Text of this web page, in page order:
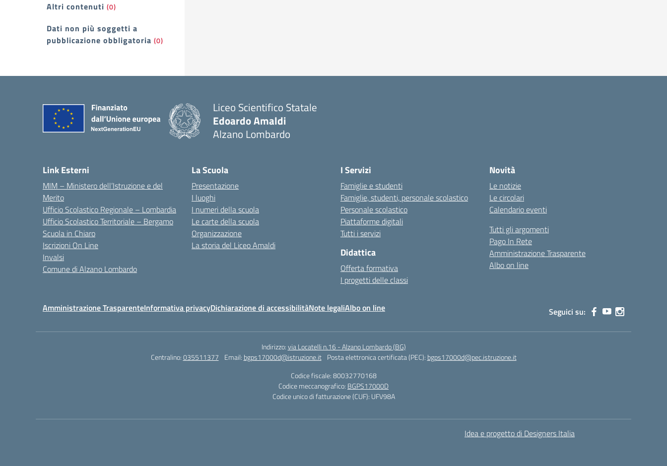
Altri contenuti (0)
Dati non più soggetti a
pubblicazione obbligatoria (0)
Liceo Scientifico Statale
Edoardo Amaldi
Alzano Lombardo
Link Esterni
MIM – Ministero dell’Istruzione e del
Merito
Ufficio Scolastico Regionale – Lombardia
Ufficio Scolastico Territoriale – Bergamo
Scuola in Chiaro
Iscrizioni On Line
Invalsi
Comune di Alzano Lombardo
La Scuola
Presentazione
I luoghi
I numeri della scuola
Le carte della scuola
Organizzazione
La storia del Liceo Amaldi
I Servizi
Famiglie e studenti
Famiglie, studenti, personale scolastico
Personale scolastico
Piattaforme digitali
Tutti i servizi
Didattica
Offerta formativa
I progetti delle classi
Novità
Le notizie
Le circolari
Calendario eventi
Tutti gli argomenti
Pago In Rete
Amministrazione Trasparente
Albo on line
Amministrazione TrasparenteInformativa privacyDichiarazione di accessibilitàNote legaliAlbo on line Seguici su:
Indirizzo:via Locatelli n.16 - Alzano Lombardo (BG)
Centralino:035511377 Email: bgps17000d@istruzione.it Posta elettronica certificata (PEC): bgps17000d@pec.istruzione.it
Codice fiscale: 80032770168
Codice meccanografico: BGPS17000D
Codice unico di fatturazione (CUF): UFV98A
Idea e progetto di Designers Italia